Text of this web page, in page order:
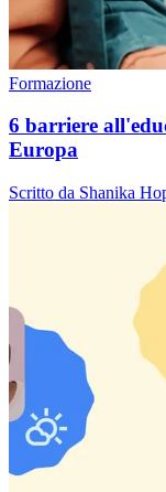
Formazione
6 barriere
Europa
Scritto da Shanika